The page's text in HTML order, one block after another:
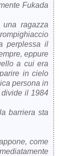
Fukada
ragazza
perplessa il
eppure
a cui era
in cielo
persona in
divide il 1984
barriera sta
come